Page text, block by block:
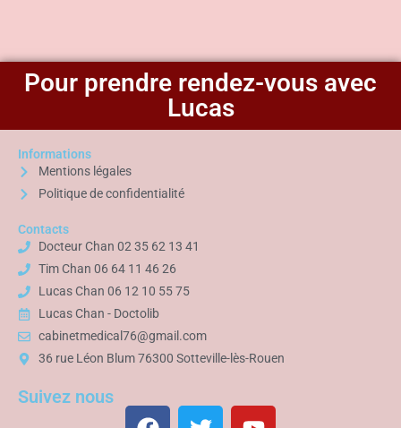
Pour prendre rendez-vous avec
Lucas
Informations
Mentions légales
Politique de confidentialité
Contacts
Docteur Chan 02 35 62 13 41
Tim Chan 06 64 11 46 26
Lucas Chan 06 12 10 55 75
Lucas Chan - Doctolib
cabinetmedical76@gmail.com
36 rue Léon Blum 76300 Sotteville-lès-Rouen
Suivez nous